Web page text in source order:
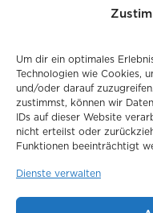
Um dir ein optimales
Technologien wie Cookies,
und/oder darauf
zustimmst, können wir
IDs auf dieser Website
nicht erteilst oder
Funktionen beeinträchtigt
Dienste verwalten
DIE